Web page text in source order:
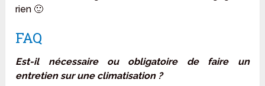
rien 🙂
FAQ
Est-il nécessaire ou obligatoire de faire un
entretien sur une climatisation ?